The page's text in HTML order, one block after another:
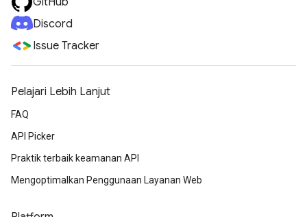
Discord
Issue Tracker
Pelajari Lebih Lanjut
FAQ
API Picker
Praktik terbaik keamanan API
Mengoptimalkan Penggunaan Layanan Web